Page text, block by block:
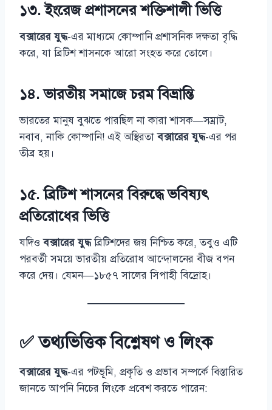
১৩. ইংরেজ প্রশাসনের শক্তিশালী ভিত্তি
বক্সারের যুদ্ধ-এর মাধ্যমে কোম্পানি প্রশাসনিক দক্ষতা বৃদ্ধি
করে, যা ব্রিটিশ শাসনকে আরো সংহত করে তোলে।
১৪. ভারতীয় সমাজে চরম বিভ্রান্তি
ভারতের মানুষ বুঝতে পারছিল না কারা শাসক—সম্রাট,
নবাব, নাকি কোম্পানি! এই অস্থিরতাবক্সারের যুদ্ধ-এর পর
তীব্র হয়।
১৫. ব্রিটিশ শাসনের বিরুদ্ধে ভবিষ্যৎ
প্রতিরোধের ভিত্তি
যদিওবক্সারের যুদ্ধব্রিটিশদের জয় নিশ্চিত করে, তবুও এটি
পরবর্তী সময়ে ভারতীয় প্রতিরোধ আন্দোলনের বীজ বপন
করে দেয়। যেমন—১৮৫৭ সালের সিপাহী বিদ্রোহ।
✅ তথ্যভিত্তিক বিশ্লেষণ ও লিংক
বক্সারের যুদ্ধ-এর পটভূমি, প্রকৃতি ও প্রভাব সম্পর্কে বিস্তারিত
জানতে আপনি নিচের লিংকে প্রবেশ করতে পারেন: